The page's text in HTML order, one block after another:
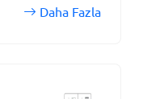
Daha Fazla